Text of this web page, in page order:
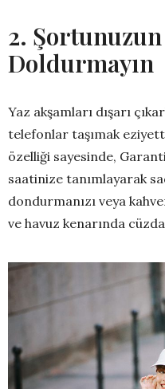
2.
Doldurmayın
Yaz akşamları dışarı
telefonlar taşımak
özelliği sayesinde,
saatinize tanımlayarak
dondurmanızı veya
ve havuz kenarında